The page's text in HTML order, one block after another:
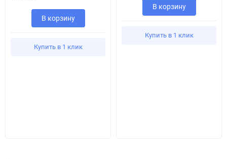
В корзину
Купить в 1 клик
В корзину
Купить в 1 клик